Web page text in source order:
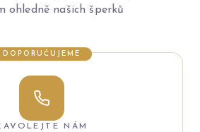
ohledně našich šperků
DOPORUČUJEME
NÁM